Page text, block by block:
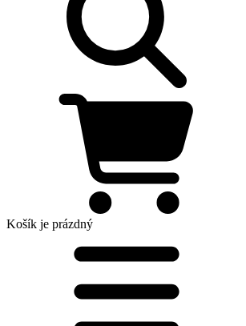
Košík je prázdný